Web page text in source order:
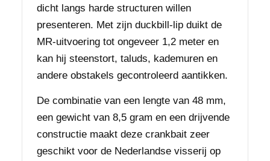
dicht langs harde structuren willen
presenteren. Met zijn duckbill-lip duikt de
MR-uitvoering tot ongeveer 1,2 meter en
kan hij steenstort, taluds, kademuren en
andere obstakels gecontroleerd aantikken.
De combinatie van een lengte van 48 mm,
een gewicht van 8,5 gram en een drijvende
constructie maakt deze crankbait zeer
geschikt voor de Nederlandse visserij op